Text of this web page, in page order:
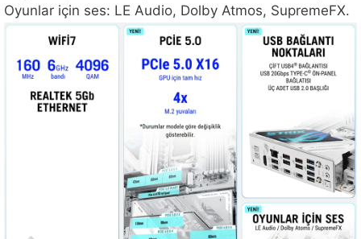
Oyunlar için ses: LE Audio, Dolby Atmos, SupremeFX.